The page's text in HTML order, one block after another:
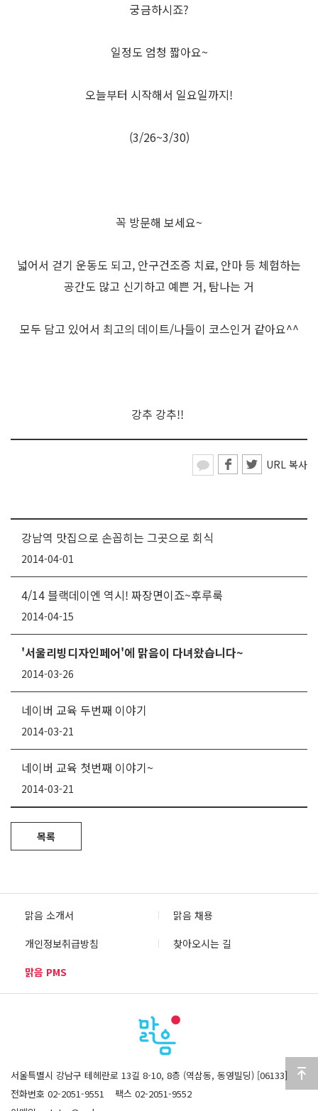
궁금하시죠?
일정도 엄청 짧아요~
오늘부터 시작해서 일요일까지!
(3/26~3/30)
꼭 방문해 보세요~
넓어서 걷기 운동도 되고, 안구건조증 치료, 안마 등 체험하는
공간도 많고 신기하고 예쁜 거, 탐나는 거
모두 담고 있어서 최고의 데이트/나들이 코스인거 같아요^^
강추 강추!!
URL 복사
강남역 맛집으로 손꼽히는 그곳으로 회식
2014-04-01
4/14 블랙데이엔 역시! 짜장면이죠~후루룩
2014-04-15
'서울리빙디자인페어'에 맑음이 다녀왔습니다~
2014-03-26
네이버 교육 두번째 이야기
2014-03-21
네이버 교육 첫번째 이야기~
2014-03-21
목록
맑음 소개서
맑음 채용
개인정보취급방침
찾아오시는 길
맑음 PMS
서울특별시 강남구 테헤란로 13길 8-10, 8층 (역삼동, 동영빌딩) [06133]
전화번호 02-2051-9551
팩스 02-2051-9552